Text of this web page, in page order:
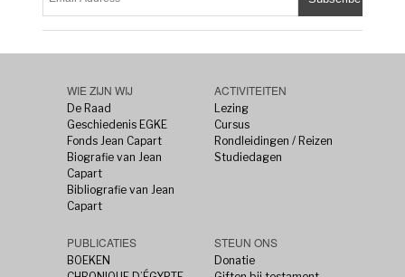
WIE ZIJN WIJ
De Raad
Geschiedenis EGKE
Fonds Jean Capart
Biografie van Jean
Capart
Bibliografie van Jean
Capart
ACTIVITEITEN
Lezing
Cursus
Rondleidingen / Reizen
Studiedagen
PUBLICATIES
BOEKEN
STEUN ONS
Donatie